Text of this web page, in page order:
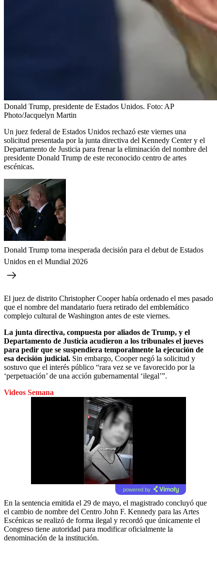
Donald Trump, presidente de Estados Unidos. Foto: AP
Photo/Jacquelyn Martin
Un juez federal de Estados Unidos rechazó este viernes una
solicitud presentada por la junta directiva del Kennedy Center y el
Departamento de Justicia para frenar la eliminación del nombre del
presidente Donald Trump de este reconocido centro de artes
escénicas.
Donald Trump toma inesperada decisión para el debut de Estados
Unidos en el Mundial 2026
El juez de distrito Christopher Cooper había ordenado el mes pasado
que el nombre del mandatario fuera retirado del emblemático
complejo cultural de Washington antes de este viernes.
La junta directiva, compuesta por aliados de Trump, y el
Departamento de Justicia acudieron a los tribunales el jueves
para pedir que se suspendiera temporalmente la ejecución de
esa decisión judicial. Sin embargo, Cooper negó la solicitud y
sostuvo que el interés público “rara vez se ve favorecido por la
‘perpetuación’ de una acción gubernamental ‘ilegal’”.
Videos Semana
powered by
En la sentencia emitida el 29 de mayo, el magistrado concluyó que
el cambio de nombre del Centro John F. Kennedy para las Artes
Escénicas se realizó de forma ilegal y recordó que únicamente el
Congreso tiene autoridad para modificar oficialmente la
denominación de la institución.